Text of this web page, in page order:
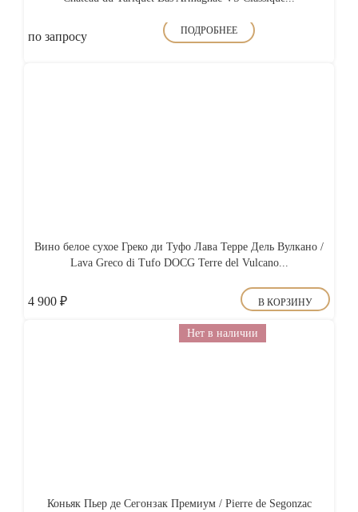
по запросу ПОДРОБНЕЕ
Вино белое сухое Греко ди Туфо Лава Терре Дель Вулкано /
Lava Greco di Tufo DOCG Terre del Vulcano...
4 900 ₽ В КОРЗИНУ
Нет в наличии
Коньяк Пьер де Сегонзак Премиум / Pierre de Segonzac